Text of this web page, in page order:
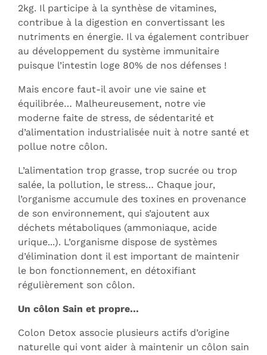
2kg. Il participe à la synthèse de vitamines,
contribue à la digestion en convertissant les
nutriments en énergie. Il va également contribuer
au développement du système immunitaire
puisque l’intestin loge 80% de nos défenses !
Mais encore faut-il avoir une vie saine et
équilibrée… Malheureusement, notre vie
moderne faite de stress, de sédentarité et
d’alimentation industrialisée nuit à notre santé et
pollue notre côlon.
L’alimentation trop grasse, trop sucrée ou trop
salée, la pollution, le stress… Chaque jour,
l’organisme accumule des toxines en provenance
de son environnement, qui s’ajoutent aux
déchets métaboliques (ammoniaque, acide
urique...). L’organisme dispose de systèmes
d’élimination dont il est important de maintenir
le bon fonctionnement, en détoxifiant
régulièrement son côlon.
Un côlon Sain et propre…
Colon Detox associe plusieurs actifs d’origine
naturelle qui vont aider à maintenir un côlon sain